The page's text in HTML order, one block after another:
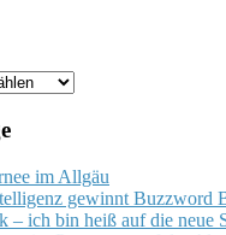
im Allgäu
gewinnt Buzzword
– ich bin heiß auf die neue